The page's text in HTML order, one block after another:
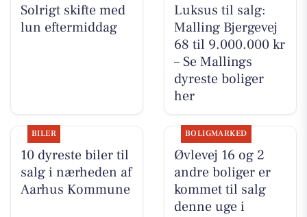
Solrigt skifte med
lun eftermiddag
Luksus til salg:
Malling Bjergevej
68 til 9.000.000 kr
– Se Mallings
dyreste boliger
her
BILER
10 dyreste biler til
salg i nærheden af
Aarhus Kommune
BOLIGMARKED
Øvlevej 16 og 2
andre boliger er
kommet til salg
denne uge i